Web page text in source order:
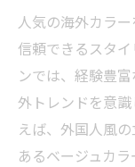
人気の海外カラ
信頼できるスタ
ンでは、経験豊
外トレンドを意
えば、外国人風
あるベージュカラ